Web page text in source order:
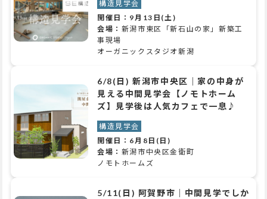
構造見学会
開催日： 9月13日(土)
会場： 新潟市東区「新石山の家」新築工
事現場
オーガニックスタジオ新潟
6/8(日) 新潟市中央区｜家の中身が
見える中間見学会【ノモトホーム
ズ】見学後は人気カフェで一息♪
構造見学会
開催日： 6月8日(日)
会場： 新潟市中央区金衛町
ノモトホームズ
5/11(日) 阿賀野市｜中間見学でしか